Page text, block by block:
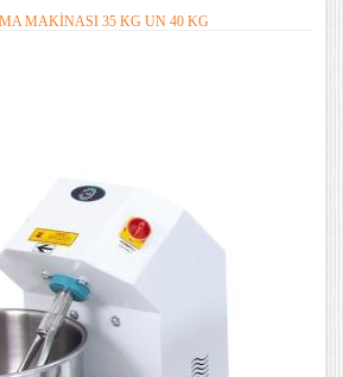
MAKINASI 35 KG UN 40 KG